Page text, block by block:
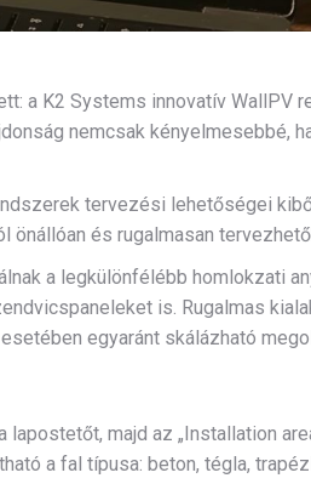
a K2 Systems innovatív WallPV
nemcsak kényelmesebbé,
tervezési lehetőségei
és rugalmasan
a legkülönfélébb homlokzati
is. Rugalmas
egyaránt skálázható
majd az „Installation
a fal típusa: beton, tégla,